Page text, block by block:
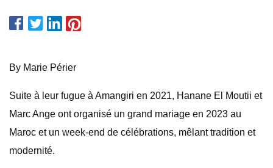
By Marie Périer
Suite à leur fugue à Amangiri en 2021, Hanane El Moutii et
Marc Ange ont organisé un grand mariage en 2023 au
Maroc et un week-end de célébrations, mêlant tradition et
modernité.